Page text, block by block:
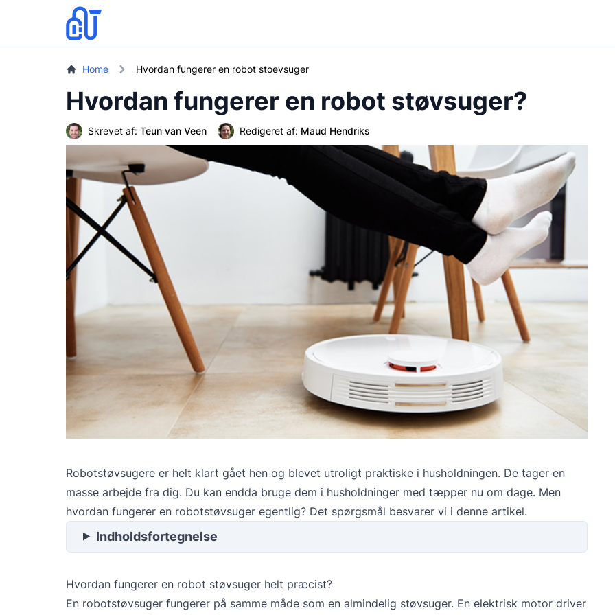
Home Hvordan fungerer en robot stoevsuger
Hvordan fungerer en robot støvsuger?
Skrevet af: Teun van Veen Redigeret af: Maud Hendriks
Robotstøvsugere er helt klart gået hen og blevet utroligt praktiske i husholdningen. De tager en
masse arbejde fra dig. Du kan endda bruge dem i husholdninger med tæpper nu om dage. Men
hvordan fungerer en robotstøvsuger egentlig? Det spørgsmål besvarer vi i denne artikel.
Indholdsfortegnelse
Hvordan fungerer en robot støvsuger helt præcist?
En robotstøvsuger fungerer på samme måde som en almindelig støvsuger. En elektrisk motor driver